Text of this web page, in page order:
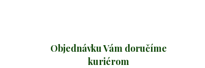
Objednávku Vám doručíme
kuriérom